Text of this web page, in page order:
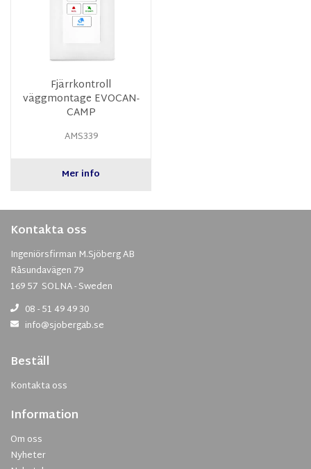
Fjärrkontroll
väggmontage EVOCAN-
CAMP
AMS339
Mer info
Kontakta oss
Ingeniörsfirman M.Sjöberg AB
Råsundavägen 79
169 57 SOLNA - Sweden
08 - 51 49 49 30
info@sjobergab.se
Beställ
Kontakta oss
Information
Om oss
Nyheter